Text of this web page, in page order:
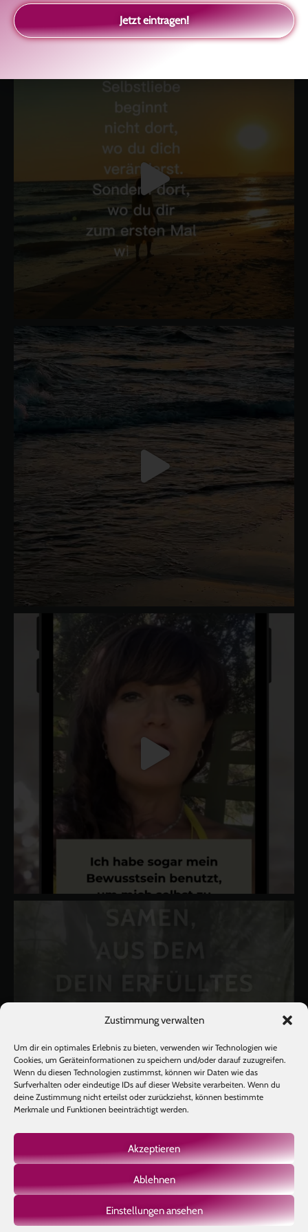
Zustimmung verwalten
Um dir ein optimales Erlebnis zu bieten, verwenden wir Technologien wie
Cookies, um Geräteinformationen zu speichern und/oder darauf zuzugreifen.
Wenn du diesen Technologien zustimmst, können wir Daten wie das
Surfverhalten oder eindeutige IDs auf dieser Website verarbeiten. Wenn du
deine Zustimmung nicht erteilst oder zurückziehst, können bestimmte
Merkmale und Funktionen beeinträchtigt werden.
Akzeptieren
Ablehnen
Einstellungen ansehen
glückliche Beziehung-The Master KeyAsha und Marie-Luise
Sisterlove
Mehr laden Auf Instagram folgen
Jetzt eintragen!